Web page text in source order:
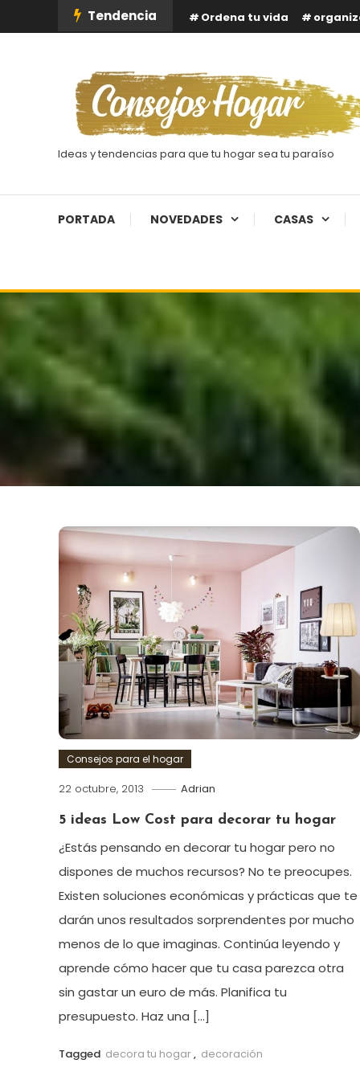
To
Tendencia Ordena tu vida
Ideas y tendencias para que tu hogar sea tu paraíso
PORTADA NOVEDADES CASAS
Consejos para el hogar
22 octubre, 2013 Adrian
5 ideas Low Cost para decorar tu hogar
¿Estás pensando en decorar tu hogar pero no
dispones de muchos recursos? No te preocupes.
Existen soluciones económicas y prácticas que te
darán unos resultados sorprendentes por mucho
menos de lo que imaginas. Continúa leyendo y
aprende cómo hacer que tu casa parezca otra
sin gastar un euro de más. Planifica tu
presupuesto. Haz una […]
Tagged decora tu hogar, decoración